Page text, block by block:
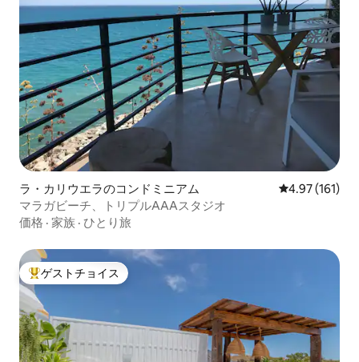
ラ・カリウエラのコンドミニアム レビュー161
4.97 (161)
マラガビーチ、トリプルAAAスタジオ
価格 · 家族 · ひとり旅
大好評のゲストチョイスです。
ゲストチョイス